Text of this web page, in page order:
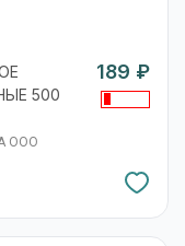
500
ООО
189 ₽